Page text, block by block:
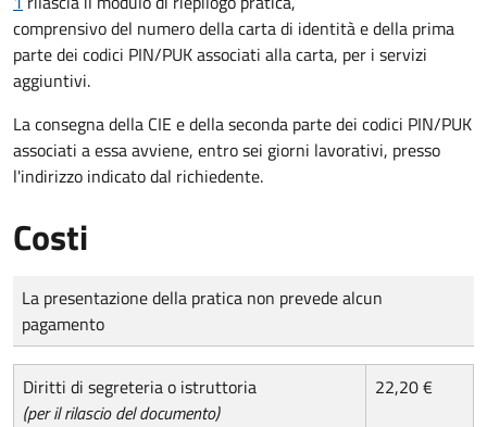
comprensivo del numero della carta di identità e della prima
parte dei codici PIN/PUK associati alla carta, per i servizi
aggiuntivi.
La consegna della CIE e della seconda parte dei codici PIN/PUK
associati a essa avviene, entro sei giorni lavorativi, presso
l'indirizzo indicato dal richiedente.
Costi
Tipo di pagamento
Importo
La presentazione della pratica non prevede alcun
pagamento
Diritti di segreteria o istruttoria
(per il rilascio del documento)
22,20 €